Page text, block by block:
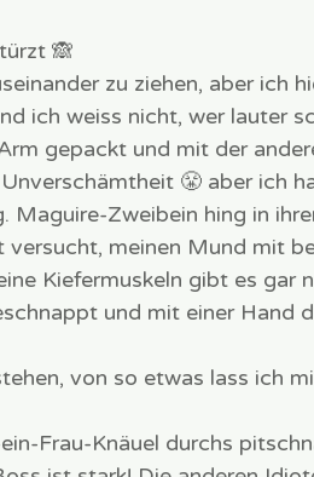
🙈
zu ziehen, aber ich
ich weiss nicht, wer lauter
gepackt und mit der
😤 aber ich
Maguire-Zweibein hing in
meinen Mund mit
Kiefermuskeln gibt es gar
und mit einer Hand
von so etwas lass ich
Frau-Knäuel durchs